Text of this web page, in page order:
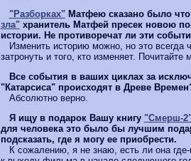
"Разборках"Матфею сказано было
зла"хранитель Матфей пресек новою
истории. Не противоречат ли эти
Изменить историю можно, но это всегда
затронуть и того, кто изменяет. Почитайте
Все события в ваших циклах за
"Катарсиса" происходят в Древе
Абсолютно верно.
Я ищу в подарок Вашу книгу "Смерш-
для человека это было бы лучшим
подсказать, где я могу ее приобрести.
К сожалению, я не знаю, есть ли она